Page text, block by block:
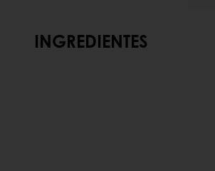
INGREDIENTES